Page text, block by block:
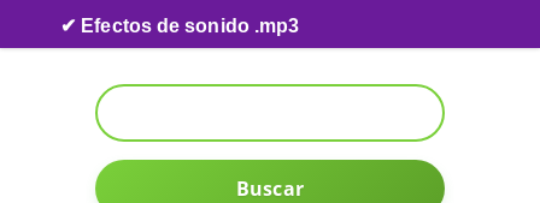
Skip to content
✔ Efectos de sonido .mp3
Buscar